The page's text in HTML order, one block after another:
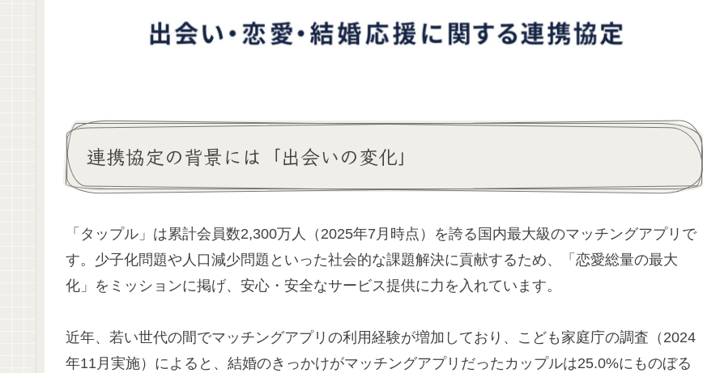
連携協定の背景には「出会いの変化」
「タップル」は累計会員数2,300万人（2025年7月時点）を誇る国内最大級のマッチングアプリで
す。少子化問題や人口減少問題といった社会的な課題解決に貢献するため、「恋愛総量の最大
化」をミッションに掲げ、安心・安全なサービス提供に力を入れています。
近年、若い世代の間でマッチングアプリの利用経験が増加しており、こども家庭庁の調査（2024
年11月実施）によると、結婚のきっかけがマッチングアプリだったカップルは25.0%にものぼる